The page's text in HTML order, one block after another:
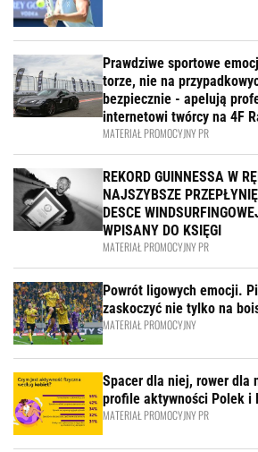
Prawdziwe sportowe
torze, nie na
bezpiecznie - apelują
internetowi twórcy na 4F
MATERIAŁ PROMOCYJNY PR
REKORD GUINNESSA W
NAJSZYBSZE
DESCE
WPISANY DO KSIĘGI
MATERIAŁ PROMOCYJNY PR
Powrót ligowych emocji.
zaskoczyć nie tylko na
MATERIAŁ PROMOCYJNY
Spacer dla niej, rower dla
profile aktywności Polek i
MATERIAŁ PROMOCYJNY PR